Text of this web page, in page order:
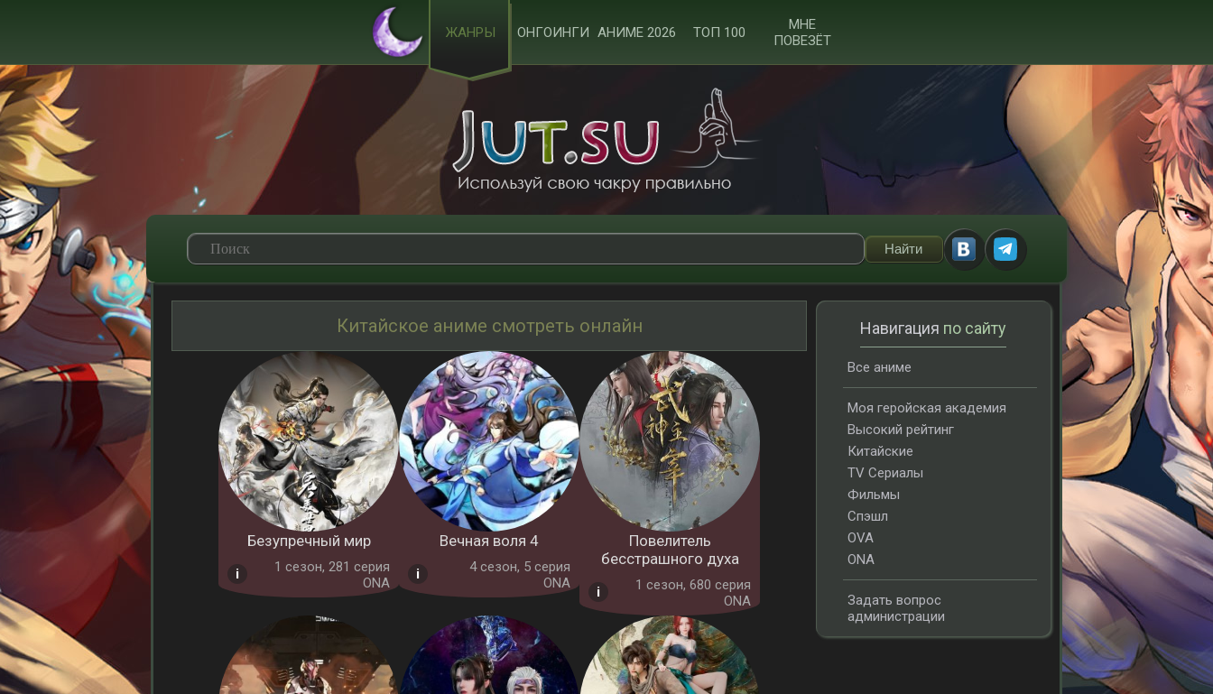
ЖАНРЫ ОНГОИНГИ АНИМЕ 2026 ТОП 100
МНЕ
ПОВЕЗЁТ
Китайское аниме смотреть онлайн
Безупречный мир
1 cезон, 281 серия
ONA
Вечная воля 4
4 cезон, 5 серия
ONA
Повелитель
бесстрашного духа
1 cезон, 680 серия
ONA
Навигация по сайту
Все аниме
Моя геройская академия
Высокий рейтинг
Китайские
TV Сериалы
Фильмы
Спэшл
OVA
ONA
Задать вопрос
администрации